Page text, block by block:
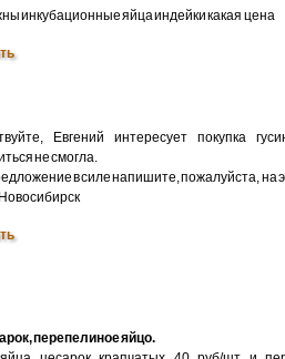
инкубационные яйца индейки какая цена
Евгений интересует покупка
не смогла.
в силе напишите, пожалуйста, на
перепелиное яйцо.